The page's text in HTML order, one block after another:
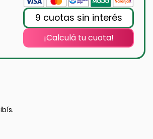
9 cuotas sin interés
¡Calculá tu cuota!